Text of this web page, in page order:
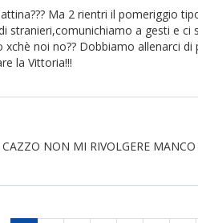
Ma 2 rientri il pomeriggio
stranieri,comunichiamo a gesti e ci
noi no?? Dobbiamo allenarci
la Vittoria!!!
NON MI RIVOLGERE